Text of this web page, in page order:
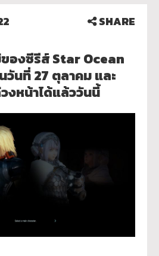
SHARE
ของซีรีส์ Star Ocean
วันที่ 27 ตุลาคม และ
งหน้าได้แล้ววันนี้